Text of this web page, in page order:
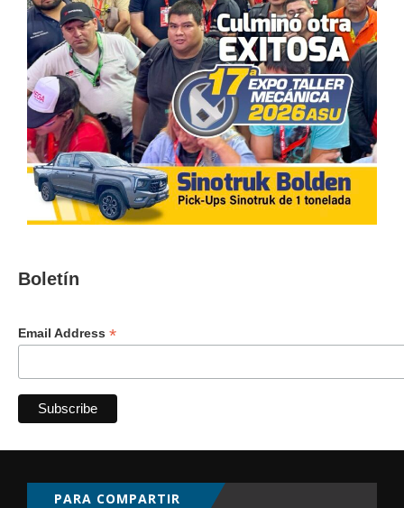
Boletín
Email Address *
PARA COMPARTIR